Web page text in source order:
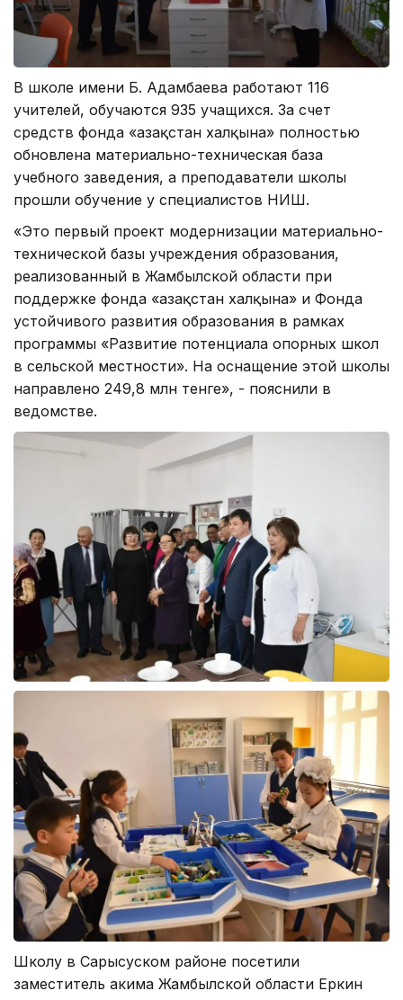
В школе имени Б. Адамбаева работают 116
учителей, обучаются 935 учащихся. За счет
средств фонда «Қазақстан халқына» полностью
обновлена материально-техническая база
учебного заведения, а преподаватели школы
прошли обучение у специалистов НИШ.
«Это первый проект модернизации материально-
технической базы учреждения образования,
реализованный в Жамбылской области при
поддержке фонда «Қазақстан халқына» и Фонда
устойчивого развития образования в рамках
программы «Развитие потенциала опорных школ
в сельской местности». На оснащение этой школы
направлено 249,8 млн тенге», - пояснили в
ведомстве.
Школу в Сарысуском районе посетили
заместитель акима Жамбылской области Еркин